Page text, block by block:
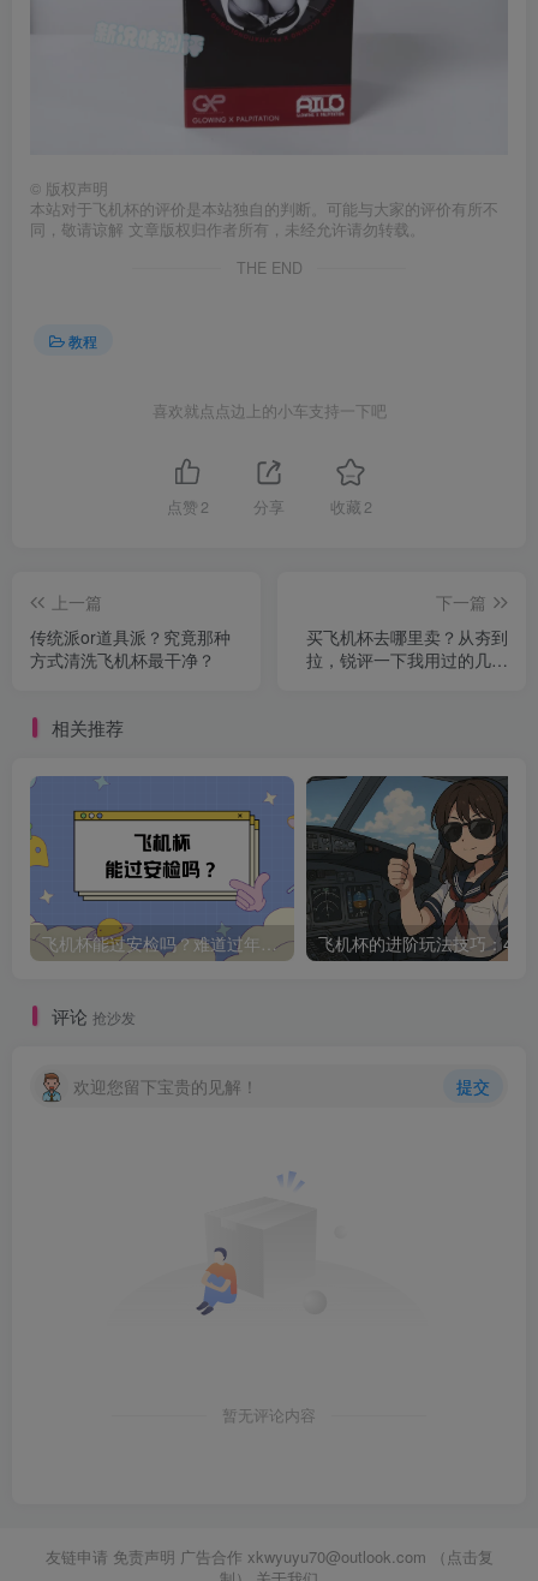
© 版权声明
本站对于飞机杯的评价是本站独自的判断。可能与大家的评价有所不
同，敬请谅解 文章版权归作者所有，未经允许请勿转载。
THE END
教程
喜欢就点点边上的小车支持一下吧
点赞 2 分享 收藏 2
上一篇
传统派or道具派？究竟那种
方式清洗飞机杯最干净？
下一篇
买飞机杯去哪里卖？从夯到
拉，锐评一下我用过的几个
相关推荐
飞机杯能过安检吗？难道过年放假了就一定要和自己的飞机杯分别吗
评论 抢沙发
欢迎您留下宝贵的见解！ 提交
暂无评论内容
友链申请 免责声明 广告合作 xkwyuyu70@outlook.com （点击复